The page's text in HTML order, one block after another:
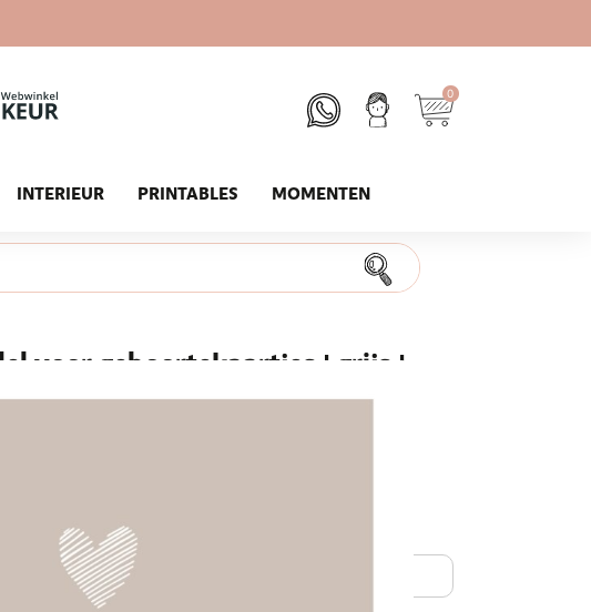
0
INTERIEUR PRINTABLES MOMENTEN
voor geboortekaartjes | grijs |